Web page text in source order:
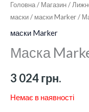
Головна/ Магазин/
маски/ маски Marker/
маски Marker
Маска
3 024грн.
Немає в наявності